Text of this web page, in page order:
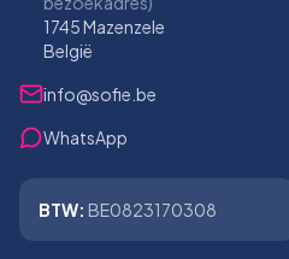
1745 Mazenzele
België
info@sofie.be
WhatsApp
BTW: BE0823170308